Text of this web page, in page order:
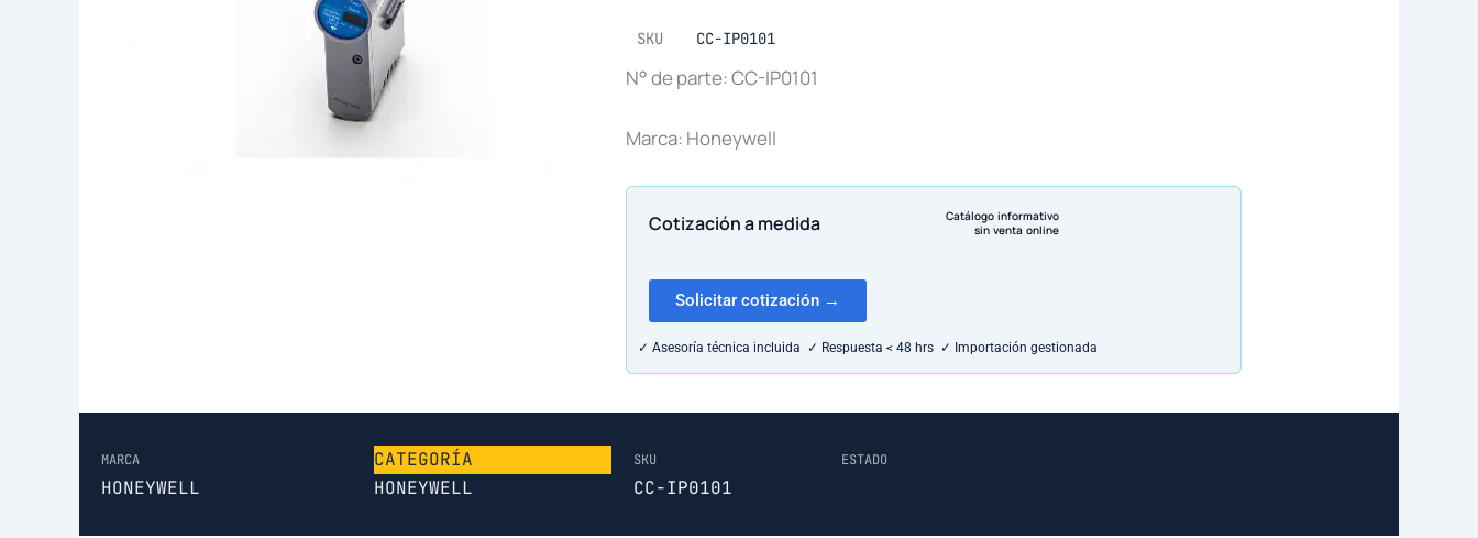
SKU CC-IP0101
N° de parte: CC-IP0101
Marca: Honeywell
Cotización a medida
Catálogo informativo
sin venta online
Solicitar cotización →
✓ Asesoría técnica incluida ✓ Respuesta < 48 hrs ✓ Importación gestionada
MARCA
HONEYWELL
CATEGORÍA
HONEYWELL
SKU
CC-IP0101
ESTADO